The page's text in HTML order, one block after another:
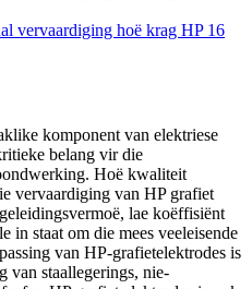
komponent van elektriese
belang vir die
Hoë kwaliteit
vervaardiging van HP grafiet
lae koëffisiënt
in staat om die mees veeleisende
van HP-grafietelektrodes is
van staallegerings, nie-